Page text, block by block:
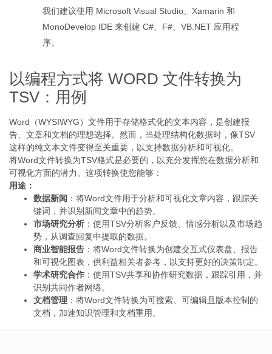
我们建议使用 Microsoft Visual Studio、Xamarin 和
MonoDevelop IDE 来创建 C#、F#、VB.NET 应用程
序。
以编程方式将 WORD 文件转换为
TSV：用例
Word（WYSIWYG）文件用于存储格式化的文本内容，是创建报
告、文章和文档的理想选择。然而，当处理结构化数据时，像TSV
这样的纯文本文件变得至关重要，以支持数据分析和可视化。
将Word文件转换为TSV格式是必要的，以充分发挥您在数据分析和
可视化方面的潜力。这项转换使您能够：
用途：
数据新闻 ：将Word文件用于分析和可视化文章内容，跟踪关
键词，并识别新闻文章中的趋势。
市场研究分析 ：使用TSV分析客户反馈、情感分析以及市场趋
势，从调查回复中提取的数据。
商业智能报告 ：将Word文件转换为创建交互式仪表盘、报告
和可视化图表，供利益相关者参考，以支持更好的决策制定。
学术研究合作 ：使用TSV共享和协作研究数据，跟踪引用，并
识别共同作者网络。
文档管理 ：将Word文件转换为可搜索、可编辑且版本控制的
文档，加速知识管理和文档重用。